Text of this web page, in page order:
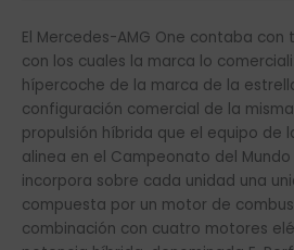
El Mercedes-AMG One contaba
con los cuales la marca lo
hípercoche de la marca de la
configuración comercial de la
propulsión híbrida que el equipo de
alinea en el Campeonato del Mundo
incorpora sobre cada unidad una
compuesta por un motor de
combinación con cuatro motores